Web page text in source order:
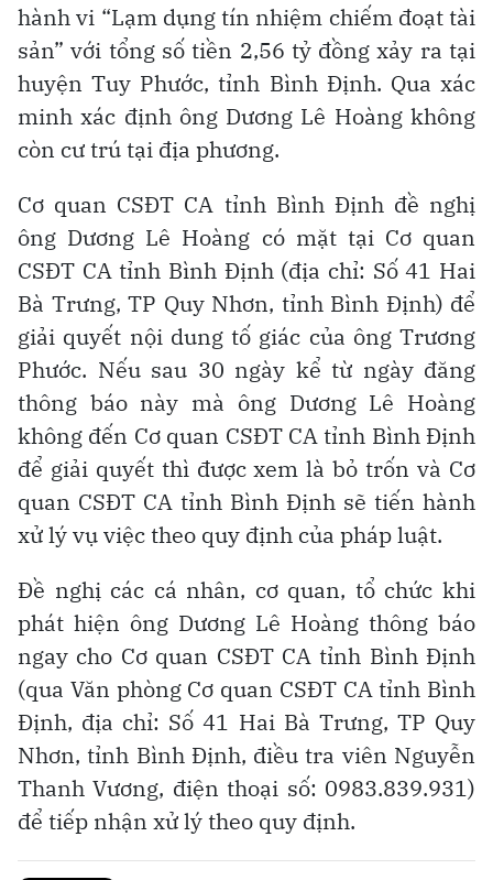
hành vi “Lạm dụng tín nhiệm chiếm đoạt tài
sản” với tổng số tiền 2,56 tỷ đồng xảy ra tại
huyện Tuy Phước, tỉnh Bình Định. Qua xác
minh xác định ông Dương Lê Hoàng không
còn cư trú tại địa phương.
Cơ quan CSĐT CA tỉnh Bình Định đề nghị
ông Dương Lê Hoàng có mặt tại Cơ quan
CSĐT CA tỉnh Bình Định (địa chỉ: Số 41 Hai
Bà Trưng, TP Quy Nhơn, tỉnh Bình Định) để
giải quyết nội dung tố giác của ông Trương
Phước. Nếu sau 30 ngày kể từ ngày đăng
thông báo này mà ông Dương Lê Hoàng
không đến Cơ quan CSĐT CA tỉnh Bình Định
để giải quyết thì được xem là bỏ trốn và Cơ
quan CSĐT CA tỉnh Bình Định sẽ tiến hành
xử lý vụ việc theo quy định của pháp luật.
Đề nghị các cá nhân, cơ quan, tổ chức khi
phát hiện ông Dương Lê Hoàng thông báo
ngay cho Cơ quan CSĐT CA tỉnh Bình Định
(qua Văn phòng Cơ quan CSĐT CA tỉnh Bình
Định, địa chỉ: Số 41 Hai Bà Trưng, TP Quy
Nhơn, tỉnh Bình Định, điều tra viên Nguyễn
Thanh Vương, điện thoại số: 0983.839.931)
để tiếp nhận xử lý theo quy định.